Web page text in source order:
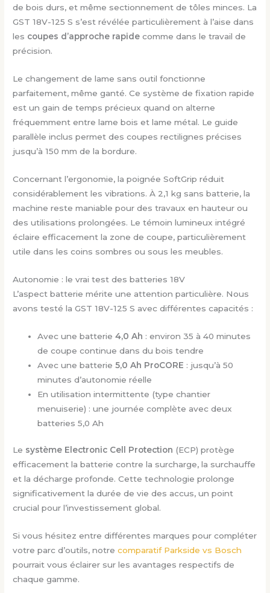
de bois durs, et même sectionnement de tôles minces. La
GST 18V-125 S s’est révélée particulièrement à l’aise dans
les coupes d’approche rapide comme dans le travail de
précision.
Le changement de lame sans outil fonctionne
parfaitement, même ganté. Ce système de fixation rapide
est un gain de temps précieux quand on alterne
fréquemment entre lame bois et lame métal. Le guide
parallèle inclus permet des coupes rectilignes précises
jusqu’à 150 mm de la bordure.
Concernant l’ergonomie, la poignée SoftGrip réduit
considérablement les vibrations. À 2,1 kg sans batterie, la
machine reste maniable pour des travaux en hauteur ou
des utilisations prolongées. Le témoin lumineux intégré
éclaire efficacement la zone de coupe, particulièrement
utile dans les coins sombres ou sous les meubles.
Autonomie : le vrai test des batteries 18V
L’aspect batterie mérite une attention particulière. Nous
avons testé la GST 18V-125 S avec différentes capacités :
Avec une batterie4,0 Ah : environ 35 à 40 minutes
de coupe continue dans du bois tendre
Avec une batterie5,0 Ah ProCORE : jusqu’à 50
minutes d’autonomie réelle
En utilisation intermittente (type chantier
menuiserie) : une journée complète avec deux
batteries 5,0 Ah
Le système Electronic Cell Protection (ECP) protège
efficacement la batterie contre la surcharge, la surchauffe
et la décharge profonde. Cette technologie prolonge
significativement la durée de vie des accus, un point
crucial pour l’investissement global.
Si vous hésitez entre différentes marques pour compléter
votre parc d’outils, notrecomparatif Parkside vs Bosch
pourrait vous éclairer sur les avantages respectifs de
chaque gamme.